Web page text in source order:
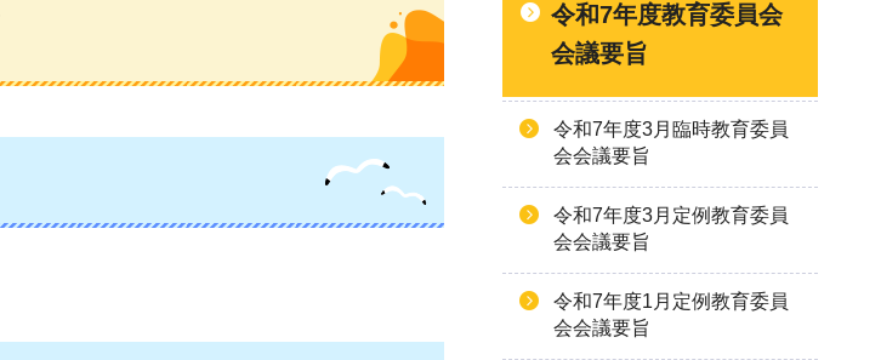
令和7年度教育委員会
会議要旨
令和7年度3月臨時教育委員
会会議要旨
令和7年度3月定例教育委員
会会議要旨
令和7年度1月定例教育委員
会会議要旨